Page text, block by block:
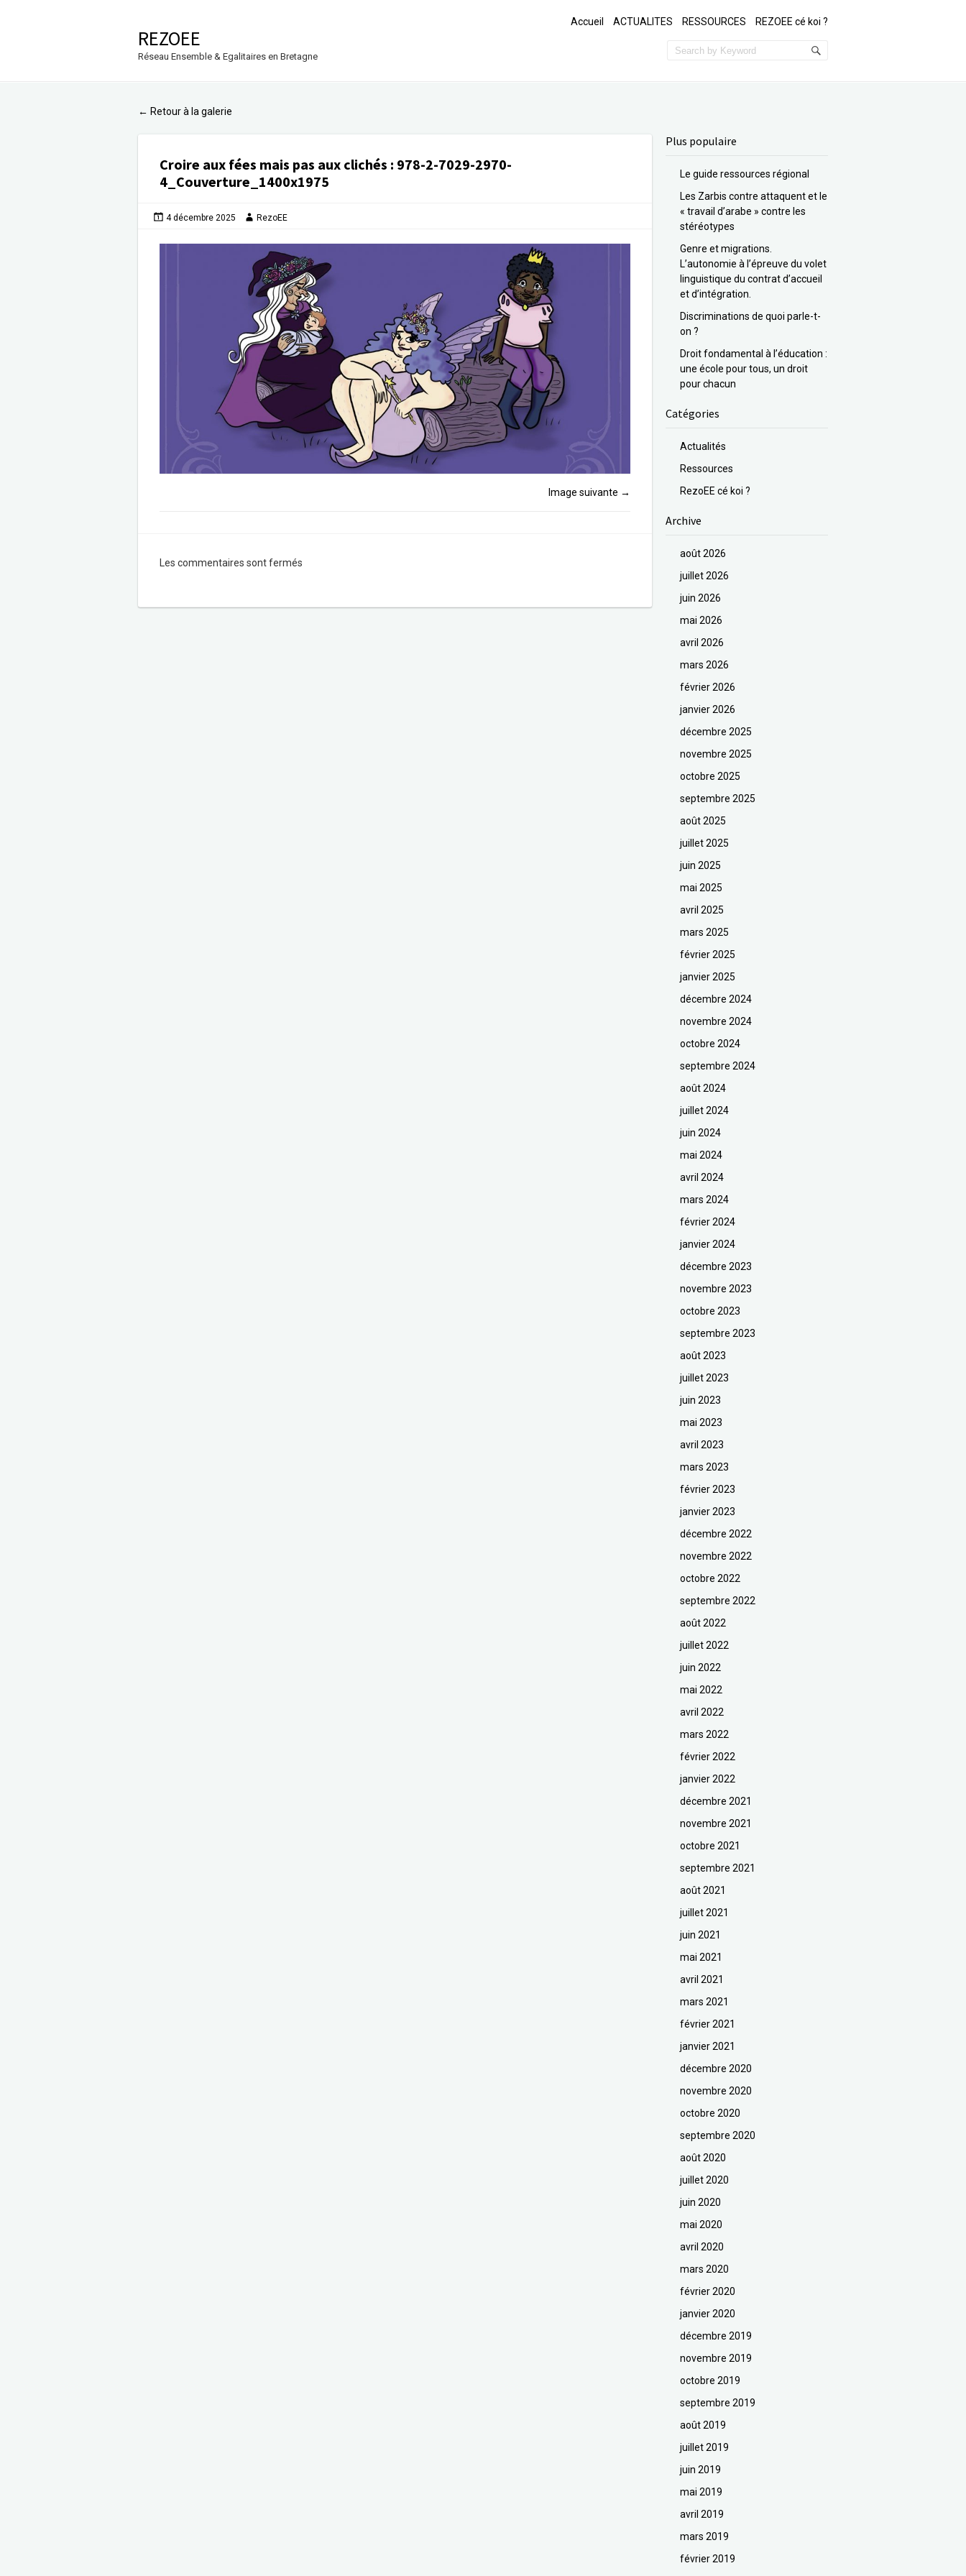
REZOEE
Réseau Ensemble & Egalitaires en Bretagne
Accueil ACTUALITES RESSOURCES REZOEE cé koi ?
← Retour à la galerie
Croire aux fées mais pas aux clichés : 978-2-7029-2970-
4_Couverture_1400x1975
4 décembre 2025 RezoEE
Image suivante →
Les commentaires sont fermés
Plus populaire
Le guide ressources régional
Les Zarbis contre attaquent et le
« travail d’arabe » contre les
stéréotypes
Genre et migrations.
L’autonomie à l’épreuve du volet
linguistique du contrat d’accueil
et d’intégration.
Discriminations de quoi parle-t-
on ?
Droit fondamental à l’éducation :
une école pour tous, un droit
pour chacun
Catégories
Actualités
Ressources
RezoEE cé koi ?
Archive
août 2026
juillet 2026
juin 2026
mai 2026
avril 2026
mars 2026
février 2026
janvier 2026
décembre 2025
novembre 2025
octobre 2025
septembre 2025
août 2025
juillet 2025
juin 2025
mai 2025
avril 2025
mars 2025
février 2025
janvier 2025
décembre 2024
novembre 2024
octobre 2024
septembre 2024
août 2024
juillet 2024
juin 2024
mai 2024
avril 2024
mars 2024
février 2024
janvier 2024
décembre 2023
novembre 2023
octobre 2023
septembre 2023
août 2023
juillet 2023
juin 2023
mai 2023
avril 2023
mars 2023
février 2023
janvier 2023
décembre 2022
novembre 2022
octobre 2022
septembre 2022
août 2022
juillet 2022
juin 2022
mai 2022
avril 2022
mars 2022
février 2022
janvier 2022
décembre 2021
novembre 2021
octobre 2021
septembre 2021
août 2021
juillet 2021
juin 2021
mai 2021
avril 2021
mars 2021
février 2021
janvier 2021
décembre 2020
novembre 2020
octobre 2020
septembre 2020
août 2020
juillet 2020
juin 2020
mai 2020
avril 2020
mars 2020
février 2020
janvier 2020
décembre 2019
novembre 2019
octobre 2019
septembre 2019
août 2019
juillet 2019
juin 2019
mai 2019
avril 2019
mars 2019
février 2019